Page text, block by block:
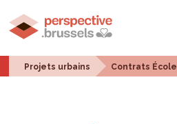
Projets urbains Contrats École